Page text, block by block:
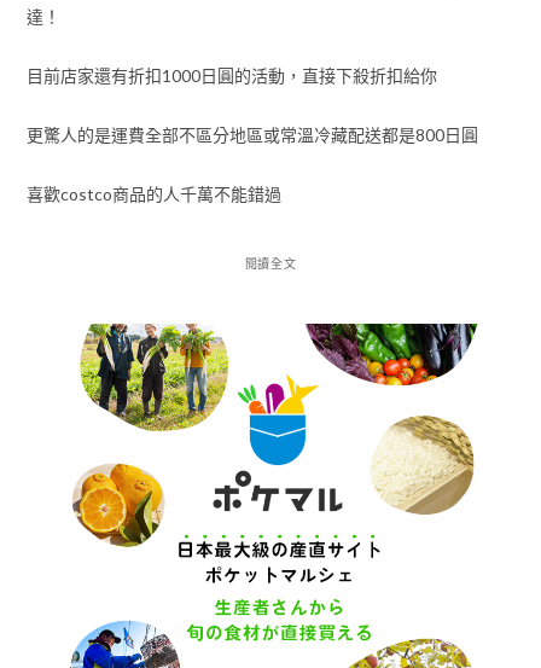
達！
目前店家還有折扣1000日圓的活動，直接下殺折扣給你
更驚人的是運費全部不區分地區或常溫冷藏配送都是800日圓
喜歡costco商品的人千萬不能錯過
閱讀全文